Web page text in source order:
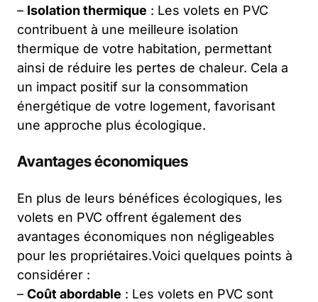
– Isolation thermique : Les volets en PVC
contribuent à une meilleure isolation
thermique de votre habitation, permettant
ainsi de réduire les pertes de chaleur. Cela a
un impact positif sur la consommation
énergétique de votre logement, favorisant
une approche plus écologique.
Avantages économiques
En plus de leurs bénéfices écologiques, les
volets en PVC offrent également des
avantages économiques non négligeables
pour les propriétaires.Voici quelques points à
considérer :
– Coût abordable : Les volets en PVC sont